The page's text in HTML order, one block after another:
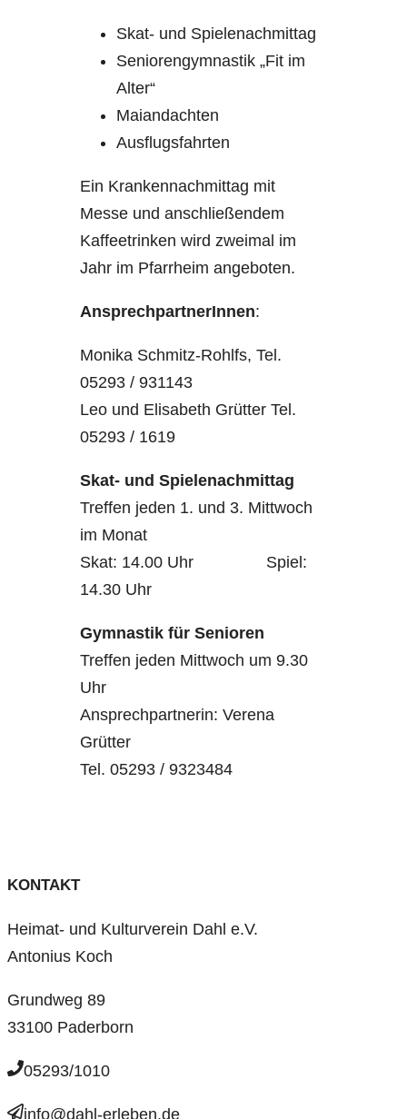
Skat- und Spielenachmittag
Seniorengymnastik „Fit im
Alter“
Maiandachten
Ausflugsfahrten
Ein Krankennachmittag mit
Messe und anschließendem
Kaffeetrinken wird zweimal im
Jahr im Pfarrheim angeboten.
AnsprechpartnerInnen:
Monika Schmitz-Rohlfs, Tel.
05293 / 931143
Leo und Elisabeth Grütter Tel.
05293 / 1619
Skat- und Spielenachmittag
Treffen jeden 1. und 3. Mittwoch
im Monat
Skat: 14.00 Uhr Spiel:
14.30 Uhr
Gymnastik für Senioren
Treffen jeden Mittwoch um 9.30
Uhr
Ansprechpartnerin: Verena
Grütter
Tel. 05293 / 9323484
KONTAKT
Heimat- und Kulturverein Dahl e.V.
Antonius Koch
Grundweg 89
33100 Paderborn
05293/1010
info@dahl-erleben.de